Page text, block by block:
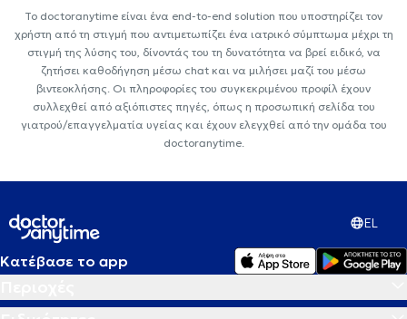
Το doctoranytime είναι ένα end-to-end solution που υποστηρίζει τον
χρήστη από τη στιγμή που αντιμετωπίζει ένα ιατρικό σύμπτωμα μέχρι τη
στιγμή της λύσης του, δίνοντάς του τη δυνατότητα να βρεί ειδικό, να
ζητήσει καθοδήγηση μέσω chat και να μιλήσει μαζί του μέσω
βιντεοκλήσης. Οι πληροφορίες του συγκεκριμένου προφίλ έχουν
συλλεχθεί από αξιόπιστες πηγές, όπως η προσωπική σελίδα του
γιατρού/επαγγελματία υγείας και έχουν ελεγχθεί από την ομάδα του
doctoranytime.
EL
Κατέβασε το app